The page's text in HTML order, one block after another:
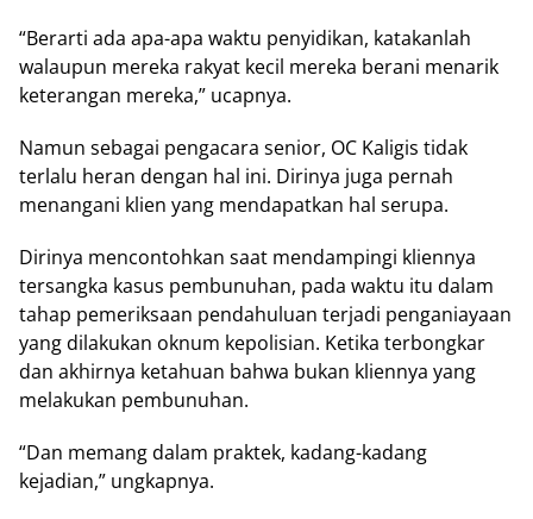
“Berarti ada apa-apa waktu penyidikan, katakanlah
walaupun mereka rakyat kecil mereka berani menarik
keterangan mereka,” ucapnya.
Namun sebagai pengacara senior, OC Kaligis tidak
terlalu heran dengan hal ini. Dirinya juga pernah
menangani klien yang mendapatkan hal serupa.
Dirinya mencontohkan saat mendampingi kliennya
tersangka kasus pembunuhan, pada waktu itu dalam
tahap pemeriksaan pendahuluan terjadi penganiayaan
yang dilakukan oknum kepolisian. Ketika terbongkar
dan akhirnya ketahuan bahwa bukan kliennya yang
melakukan pembunuhan.
“Dan memang dalam praktek, kadang-kadang
kejadian,” ungkapnya.